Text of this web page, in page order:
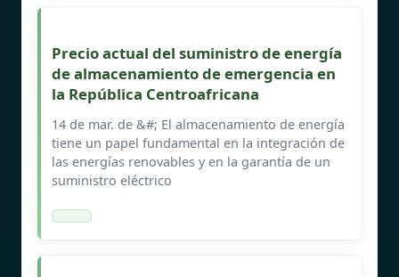
Precio actual del suministro de energía
de almacenamiento de emergencia en
la República Centroafricana
14 de mar. de &#; El almacenamiento de energía
tiene un papel fundamental en la integración de
las energías renovables y en la garantía de un
suministro eléctrico